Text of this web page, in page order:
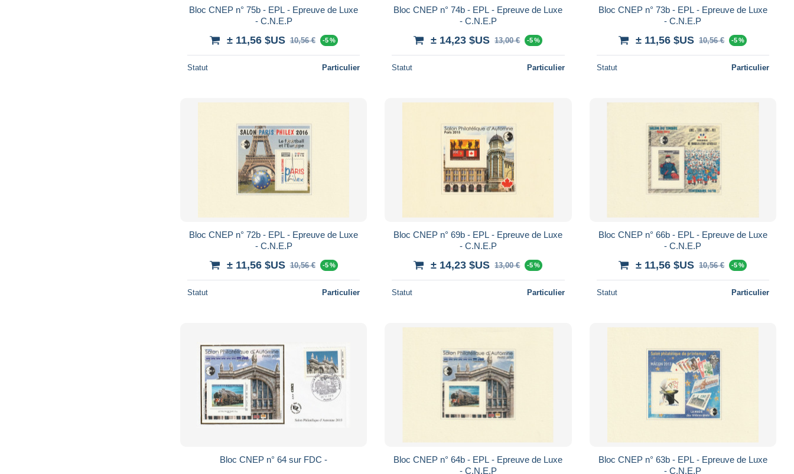
Bloc CNEP n° 75b - EPL - Epreuve de Luxe
- C.N.E.P
± 11,56 $US 10,56 € -5 %
Statut Particulier
Bloc CNEP n° 74b - EPL - Epreuve de Luxe
- C.N.E.P
± 14,23 $US 13,00 € -5 %
Statut Particulier
Bloc CNEP n° 73b - EPL - Epreuve de Luxe
- C.N.E.P
± 11,56 $US 10,56 € -5 %
Statut Particulier
Bloc CNEP n° 72b - EPL - Epreuve de Luxe
- C.N.E.P
± 11,56 $US 10,56 € -5 %
Statut Particulier
Bloc CNEP n° 69b - EPL - Epreuve de Luxe
- C.N.E.P
± 14,23 $US 13,00 € -5 %
Statut Particulier
Bloc CNEP n° 66b - EPL - Epreuve de Luxe
- C.N.E.P
± 11,56 $US 10,56 € -5 %
Statut Particulier
Bloc CNEP n° 64 sur FDC -
Bloc CNEP n° 64b - EPL - Epreuve de Luxe
- C.N.E.P
Bloc CNEP n° 63b - EPL - Epreuve de Luxe
- C.N.E.P